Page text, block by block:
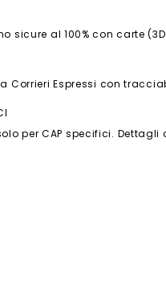
sicure al 100% con carte
Corrieri Espressi con
per CAP specifici. Dettagli